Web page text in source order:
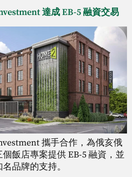
達成 EB-5 融資交易
攜手合作，為俄亥俄
飯店專案提供 EB-5 融資，並
品牌的支持。